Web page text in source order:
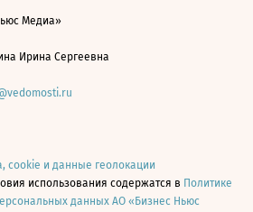
Медиа»
Ирина Сергеевна
cookie и данные геолокации
использования содержатся в Политике
данных АО «Бизнес Ньюс